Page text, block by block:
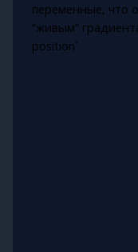
переменные, что
“живым”
position`.